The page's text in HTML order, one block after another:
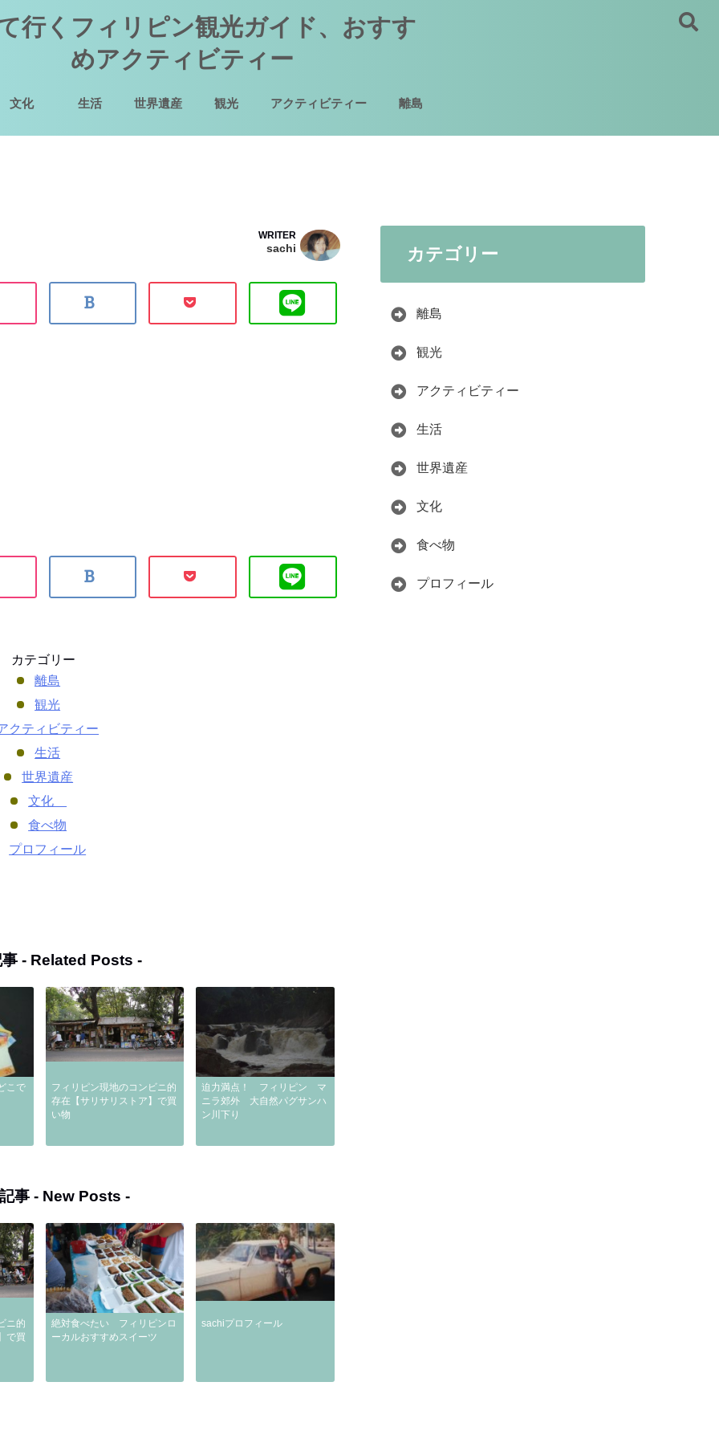
行くフィリピン観光ガイド、おすす
めアクティビティー
文化 生活 世界遺産 観光 アクティビティー 離島
WRITER
sachi
カテゴリー
離島
観光
クティビティー
生活
世界遺産
文化
食べ物
プロフィール
- Related Posts -
こで
フィリピン現地のコンビニ的
存在【サリサリストア】で買
い物
迫力満点！ フィリピン マ
ニラ郊外 大自然パグサンハ
ン川下り
事 - New Posts -
ニ的
で買
絶対食べたい フィリピンロ
ーカルおすすめスイーツ
sachiプロフィール
カテゴリー
離島
観光
アクティビティー
生活
世界遺産
文化
食べ物
プロフィール